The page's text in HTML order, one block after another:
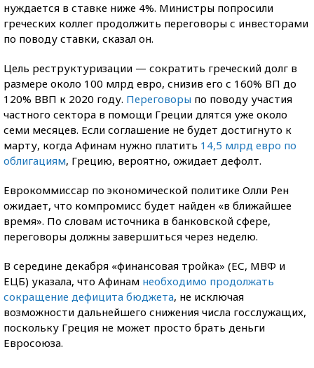
нуждается в ставке ниже 4%. Министры попросили
греческих коллег продолжить переговоры с инвесторами
по поводу ставки, сказал он.
Цель реструктуризации — сократить греческий долг в
размере около 100 млрд евро, снизив его с 160% ВП до
120% ВВП к 2020 году. Переговоры по поводу участия
частного сектора в помощи Греции длятся уже около
семи месяцев. Если соглашение не будет достигнуто к
марту, когда Афинам нужно платить 14,5 млрд евро по
облигациям, Грецию, вероятно, ожидает дефолт.
Еврокоммиссар по экономической политике Олли Рен
ожидает, что компромисс будет найден «в ближайшее
время». По словам источника в банковской сфере,
переговоры должны завершиться через неделю.
В середине декабря «финансовая тройка» (ЕС, МВФ и
ЕЦБ) указала, что Афинам необходимо продолжать
сокращение дефицита бюджета, не исключая
возможности дальнейшего снижения числа госслужащих,
поскольку Греция не может просто брать деньги
Евросоюза.